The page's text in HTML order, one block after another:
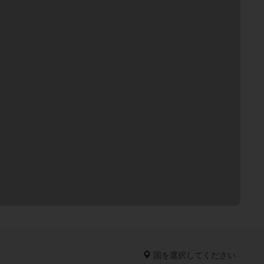
国を選択してください